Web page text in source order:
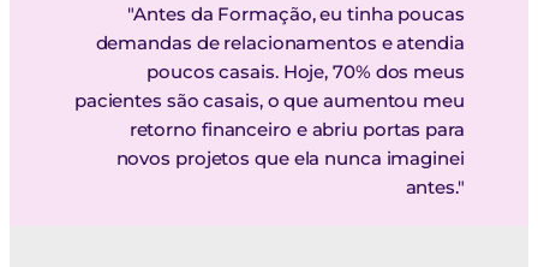
"Antes da Formação, eu tinha poucas
demandas de relacionamentos e atendia
poucos casais. Hoje, 70% dos meus
pacientes são casais, o que aumentou meu
retorno financeiro e abriu portas para
novos projetos que ela nunca imaginei
antes."